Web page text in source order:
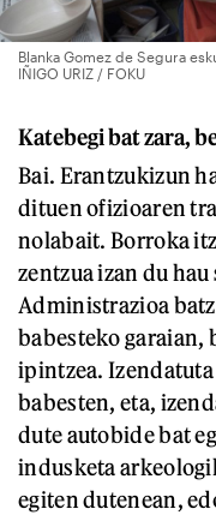
Blanka Gomez de Segura
IÑIGO URIZ / FOKU
Katebegi bat zara,
Bai. Erantzukizun
dituen ofizioaren
nolabait. Borroka
zentzua izan du
Administrazioa
babesteko garaian,
ipintzea. Izendatuta
babesten, eta,
dute autobide bat
indusketa
egiten dutenean,